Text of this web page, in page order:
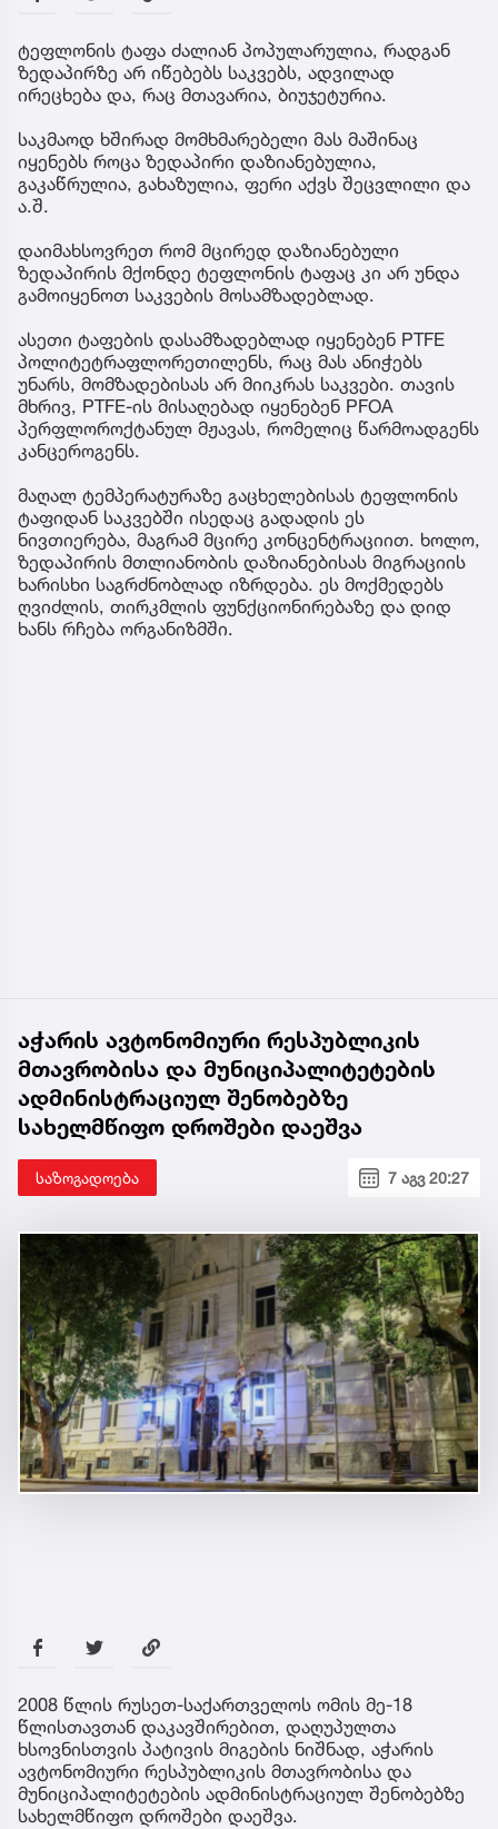
ტეფლონის ტაფა ძალიან პოპულარულია, რადგან
ზედაპირზე არ იწებებს საკვებს, ადვილად
ირეცხება და, რაც მთავარია, ბიუჯეტურია.
საკმაოდ ხშირად მომხმარებელი მას მაშინაც
იყენებს როცა ზედაპირი დაზიანებულია,
გაკაწრულია, გახაზულია, ფერი აქვს შეცვლილი და
ა.შ.
დაიმახსოვრეთ რომ მცირედ დაზიანებული
ზედაპირის მქონდე ტეფლონის ტაფაც კი არ უნდა
გამოიყენოთ საკვების მოსამზადებლად.
ასეთი ტაფების დასამზადებლად იყენებენ PTFE
პოლიტეტრაფლორეთილენს, რაც მას ანიჭებს
უნარს, მომზადებისას არ მიიკრას საკვები. თავის
მხრივ, PTFE-ის მისაღებად იყენებენ PFOA
პერფლოროქტანულ მჟავას, რომელიც წარმოადგენს
კანცეროგენს.
მაღალ ტემპერატურაზე გაცხელებისას ტეფლონის
ტაფიდან საკვებში ისედაც გადადის ეს
ნივთიერება, მაგრამ მცირე კონცენტრაციით. ხოლო,
ზედაპირის მთლიანობის დაზიანებისას მიგრაციის
ხარისხი საგრძნობლად იზრდება. ეს მოქმედებს
ღვიძლის, თირკმლის ფუნქციონირებაზე და დიდ
ხანს რჩება ორგანიზმში.
აჭარის ავტონომიური რესპუბლიკის
მთავრობისა და მუნიციპალიტეტების
ადმინისტრაციულ შენობებზე
სახელმწიფო დროშები დაეშვა
საზოგადოება 7 აგვ 20:27
2008 წლის რუსეთ-საქართველოს ომის მე-18
წლისთავთან დაკავშირებით, დაღუპულთა
ხსოვნისთვის პატივის მიგების ნიშნად, აჭარის
ავტონომიური რესპუბლიკის მთავრობისა და
მუნიციპალიტეტების ადმინისტრაციულ შენობებზე
სახელმწიფო დროშები დაეშვა.